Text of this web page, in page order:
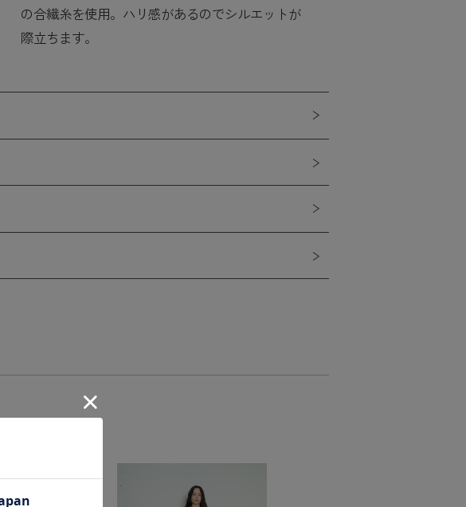
の合繊糸を使用。ハリ感があるのでシルエットが
際立ちます。